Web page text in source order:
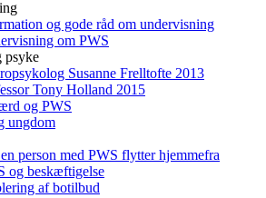
og gode råd om undervisning
om PWS
psyke
Susanne Frelltofte 2013
Tony Holland 2015
og PWS
ungdom
person med PWS flytter hjemmefra
og beskæftigelse
af botilbud